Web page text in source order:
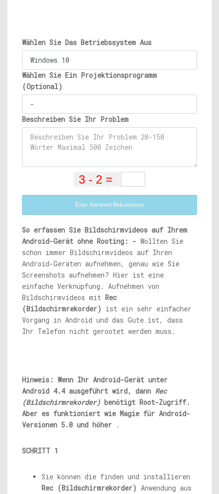
Wählen Sie Das Betriebssystem Aus
Wählen Sie Ein Projektionsprogramm
(Optional)
Beschreiben Sie Ihr Problem
Eine Antwort Bekommen
So erfassen Sie Bildschirmvideos auf Ihrem
Android-Gerät ohne Rooting: - Wollten Sie
schon immer Bildschirmvideos auf Ihren
Android-Geräten aufnehmen, genau wie Sie
Screenshots aufnehmen? Hier ist eine
einfache Verknüpfung. Aufnehmen von
Bildschirmvideos mit Rec
(Bildschirmrekorder) ist ein sehr einfacher
Vorgang in Android und das Gute ist, dass
Ihr Telefon nicht gerootet werden muss.
Hinweis: Wenn Ihr Android-Gerät unter
Android 4.4 ausgeführt wird, dann Rec
(Bildschirmrekorder) benötigt Root-Zugriff.
Aber es funktioniert wie Magie für Android-
Versionen 5.0 und höher .
SCHRITT 1
Sie können die finden und installieren
Rec (Bildschirmrekorder) Anwendung aus